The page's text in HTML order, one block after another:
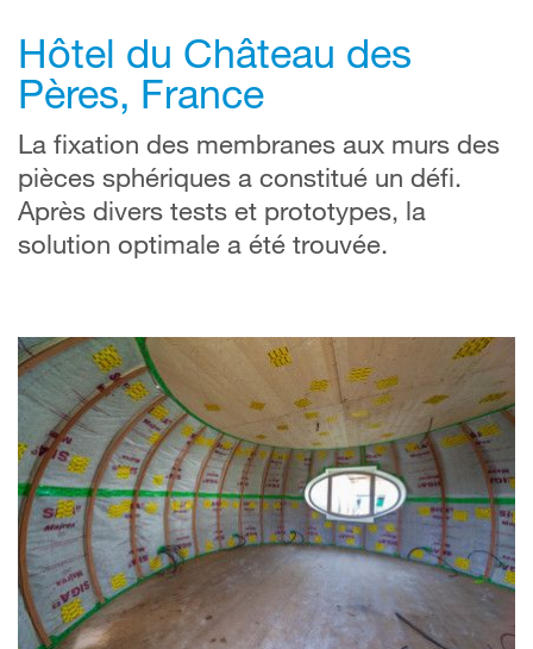
Hôtel du Château des
Pères, France
La fixation des membranes aux murs des
pièces sphériques a constitué un défi.
Après divers tests et prototypes, la
solution optimale a été trouvée.